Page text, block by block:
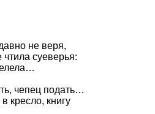
не веря,
суеверья:
чепец подать…
кресло, книгу